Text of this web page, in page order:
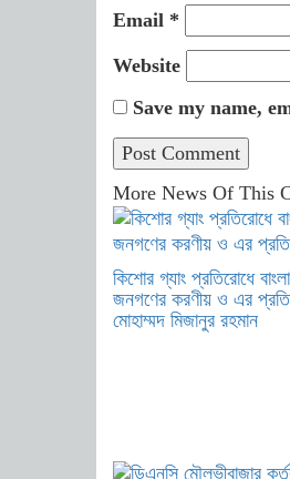
Email *
Website
Save my name,
More News Of This
কিশোর গ্যাং প্রতিরোধে
জনগণের করণীয় ও এর
মোহাম্মদ মিজানুর রহমান